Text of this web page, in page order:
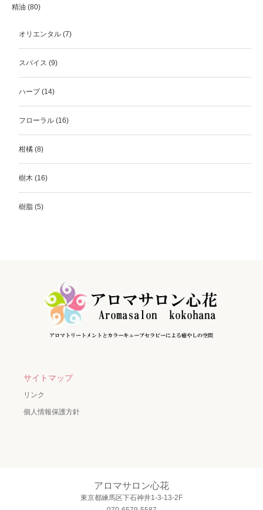
精油 (80)
オリエンタル (7)
スパイス (9)
ハーブ (14)
フローラル (16)
柑橘 (8)
樹木 (16)
樹脂 (5)
サイトマップ
リンク
個人情報保護方針
アロマサロン心花
東京都練馬区下石神井1-3-13-2F